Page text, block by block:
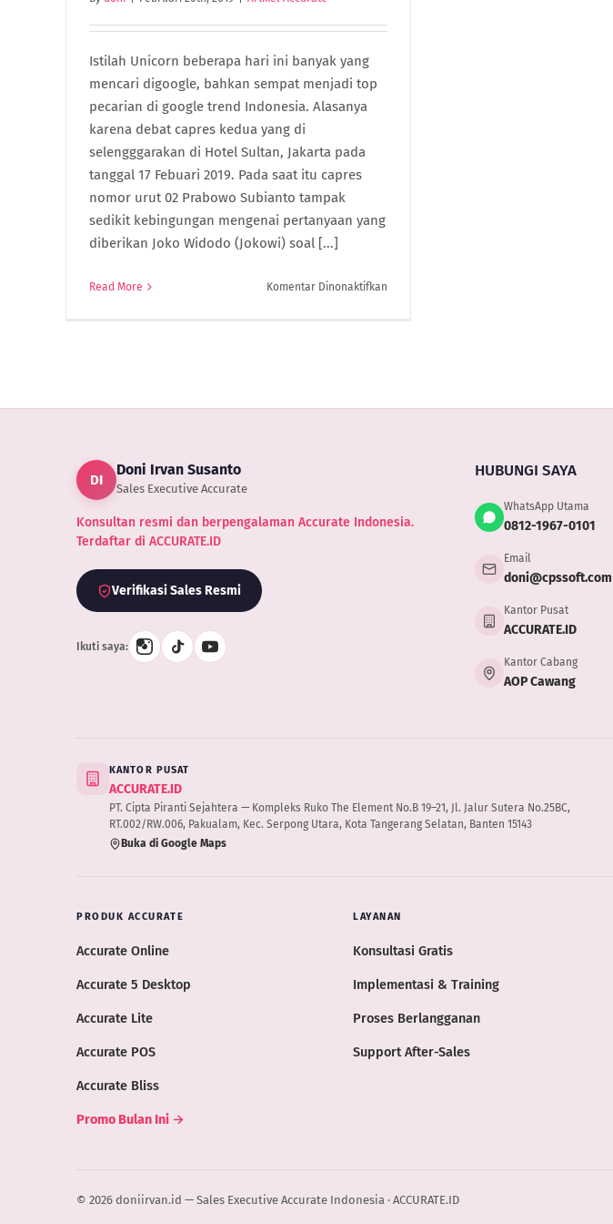
Istilah Unicorn beberapa hari ini banyak yang
mencari digoogle, bahkan sempat menjadi top
pecarian di google trend Indonesia. Alasanya
karena debat capres kedua yang di
selengggarakan di Hotel Sultan, Jakarta pada
tanggal 17 Febuari 2019. Pada saat itu capres
nomor urut 02 Prabowo Subianto tampak
sedikit kebingungan mengenai pertanyaan yang
diberikan Joko Widodo (Jokowi) soal [...]
Read More Komentar Dinonaktifkanpada
DI
Doni Irvan Susanto
Sales Executive Accurate
Konsultan resmi dan berpengalaman Accurate Indonesia.
Terdaftar di ACCURATE.ID
Verifikasi Sales Resmi
Ikuti saya:
HUBUNGI SAYA
WhatsApp Utama
0812-1967-0101
Email
doni@cpssoft.com
Kantor Pusat
ACCURATE.ID
Kantor Cabang
AOP Cawang
KANTOR PUSAT
ACCURATE.ID
PT. Cipta Piranti Sejahtera — Kompleks Ruko The Element No.B 19–21, Jl. Jalur Sutera No.25BC,
RT.002/RW.006, Pakualam, Kec. Serpong Utara, Kota Tangerang Selatan, Banten 15143
Buka di Google Maps
PRODUK ACCURATE
Accurate Online
Accurate 5 Desktop
Accurate Lite
Accurate POS
Accurate Bliss
Promo Bulan Ini →
LAYANAN
Konsultasi Gratis
Implementasi & Training
Proses Berlangganan
Support After-Sales
© 2026 doniirvan.id — Sales Executive Accurate Indonesia · ACCURATE.ID